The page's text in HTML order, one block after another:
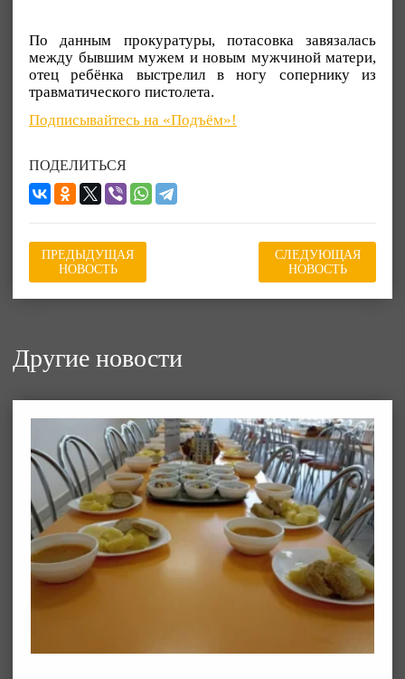
По данным прокуратуры, потасовка завязалась
между бывшим мужем и новым мужчиной матери,
отец ребёнка выстрелил в ногу сопернику из
травматического пистолета.
Подписывайтесь на «Подъём»!
ПОДЕЛИТЬСЯ
ПРЕДЫДУЩАЯ
НОВОСТЬ
СЛЕДУЮЩАЯ
НОВОСТЬ
Другие новости